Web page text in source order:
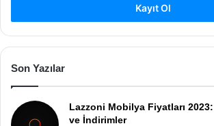
Kayıt Ol
Son Yazılar
Lazzoni Mobilya Fiyatları
ve İndirimler